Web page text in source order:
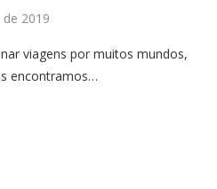
2019
viagens por muitos mundos,
encontramos…